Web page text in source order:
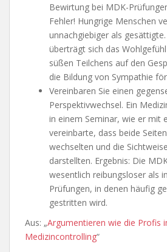
Bewirtung bei MDK-
Fehler! Hungrige Menschen
unnachgiebiger als
überträgt sich das
süßen Teilchens auf den
die Bildung von Sympathie
Vereinbaren Sie einen
Perspektivwechsel. Ein
in einem Seminar, wie er mit
vereinbarte, dass beide
wechselten und die
darstellten. Ergebnis: Die
wesentlich reibungsloser als
Prüfungen, in denen häufig
gestritten wird.
Aus: „Argumentieren wie die Profis
Medizincontrolling“